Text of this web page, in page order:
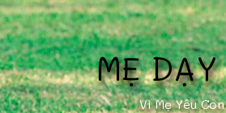
MẸ DẠY
Vì Mẹ Yêu Con